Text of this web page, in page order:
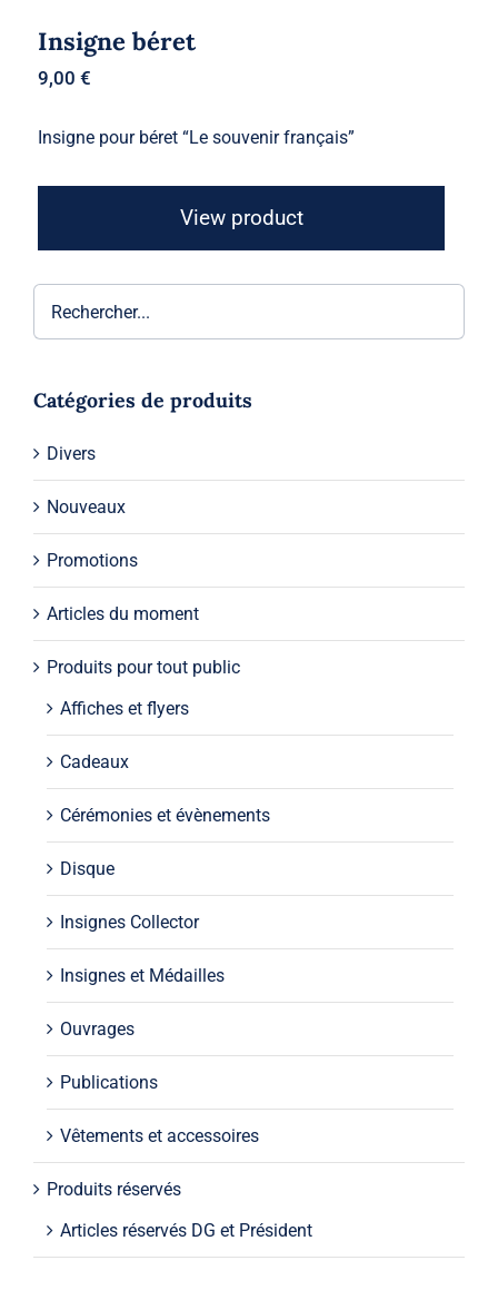
Insigne béret
9,00€
Insigne pour béret “Le souvenir français”
View product
Catégories de produits
Divers
Nouveaux
Promotions
Articles du moment
Produits pour tout public
Affiches et flyers
Cadeaux
Cérémonies et évènements
Disque
Insignes Collector
Insignes et Médailles
Ouvrages
Publications
Vêtements et accessoires
Produits réservés
Articles réservés DG et Président